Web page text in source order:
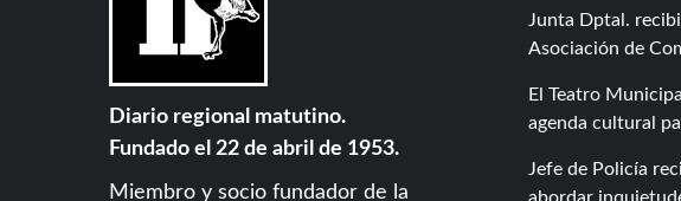
Diario regional matutino.
Fundado el 22 de abril de 1953.
Miembro y socio fundador de la
Junta Dptal.
Asociación de
El Teatro
agenda cultural
Jefe de Policía